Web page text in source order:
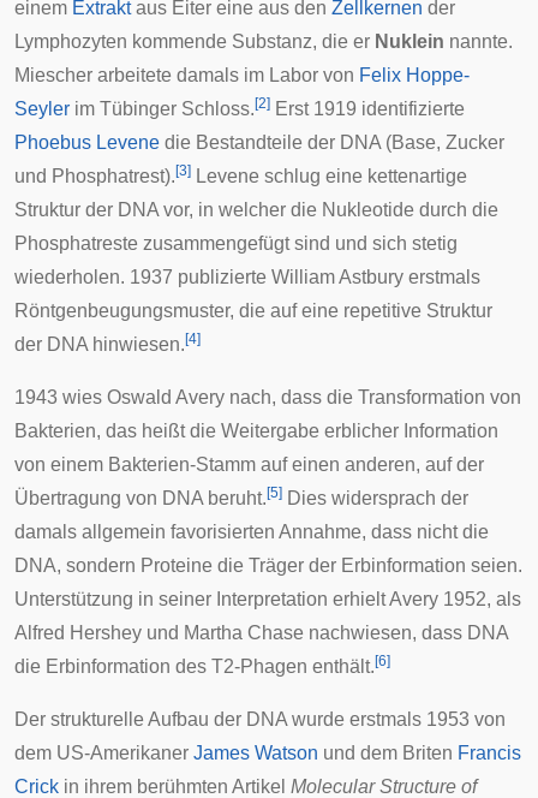
einem Extraktaus Eiter eine aus den Zellkernen der
Lymphozyten kommende Substanz, die er Nuklein nannte.
Miescher arbeitete damals im Labor von Felix Hoppe-
Seyler im Tübinger Schloss. [2] Erst 1919 identifizierte
Phoebus Levene die Bestandteile der DNA (Base, Zucker
und Phosphatrest). [3] Levene schlug eine kettenartige
Struktur der DNA vor, in welcher die Nukleotide durch die
Phosphatreste zusammengefügt sind und sich stetig
wiederholen. 1937 publizierte William Astbury erstmals
Röntgenbeugungsmuster, die auf eine repetitive Struktur
der DNA hinwiesen. [4]
1943 wies Oswald Avery nach, dass die Transformation von
Bakterien, das heißt die Weitergabe erblicher Information
von einem Bakterien-Stamm auf einen anderen, auf der
Übertragung von DNA beruht. [5] Dies widersprach der
damals allgemein favorisierten Annahme, dass nicht die
DNA, sondern Proteine die Träger der Erbinformation seien.
Unterstützung in seiner Interpretation erhielt Avery 1952, als
Alfred Hershey und Martha Chase nachwiesen, dass DNA
die Erbinformation des T2-Phagen enthält. [6]
Der strukturelle Aufbau der DNA wurde erstmals 1953 von
dem US-Amerikaner James Watson und dem Briten Francis
Crick in ihrem berühmten Artikel Molecular Structure of